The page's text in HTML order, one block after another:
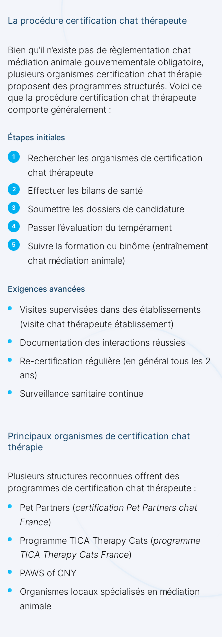
La procédure certification chat thérapeute
Bien qu’il n’existe pas de règlementation chat
médiation animale gouvernementale obligatoire,
plusieurs organismes certification chat thérapie
proposent des programmes structurés. Voici ce
que la procédure certification chat thérapeute
comporte généralement :
Étapes initiales
Rechercher les organismes de certification
chat thérapeute
Effectuer les bilans de santé
Soumettre les dossiers de candidature
Passer l’évaluation du tempérament
Suivre la formation du binôme (entraînement
chat médiation animale)
Exigences avancées
Visites supervisées dans des établissements
(visite chat thérapeute établissement)
Documentation des interactions réussies
Re-certification régulière (en général tous les 2
ans)
Surveillance sanitaire continue
Principaux organismes de certification chat
thérapie
Plusieurs structures reconnues offrent des
programmes de certification chat thérapeute :
Pet Partners (certification Pet Partners chat
France)
Programme TICA Therapy Cats (programme
TICA Therapy Cats France)
PAWS of CNY
Organismes locaux spécialisés en médiation
animale